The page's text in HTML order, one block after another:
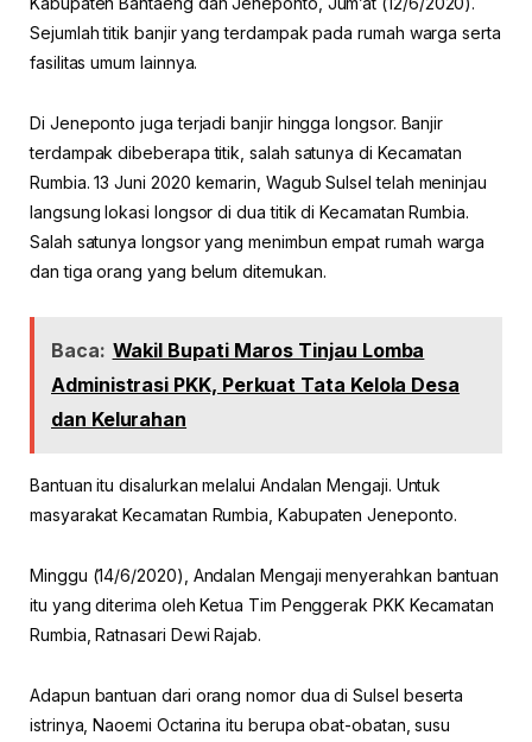
Sejumlah titik banjir yang terdampak pada rumah warga serta
fasilitas umum lainnya.
Di Jeneponto juga terjadi banjir hingga longsor. Banjir
terdampak dibeberapa titik, salah satunya di Kecamatan
Rumbia. 13 Juni 2020 kemarin, Wagub Sulsel telah meninjau
langsung lokasi longsor di dua titik di Kecamatan Rumbia.
Salah satunya longsor yang menimbun empat rumah warga
dan tiga orang yang belum ditemukan.
Baca: Wakil Bupati Maros Tinjau Lomba
Administrasi PKK, Perkuat Tata Kelola Desa
dan Kelurahan
Bantuan itu disalurkan melalui Andalan Mengaji. Untuk
masyarakat Kecamatan Rumbia, Kabupaten Jeneponto.
Minggu (14/6/2020), Andalan Mengaji menyerahkan bantuan
itu yang diterima oleh Ketua Tim Penggerak PKK Kecamatan
Rumbia, Ratnasari Dewi Rajab.
Adapun bantuan dari orang nomor dua di Sulsel beserta
istrinya, Naoemi Octarina itu berupa obat-obatan, susu